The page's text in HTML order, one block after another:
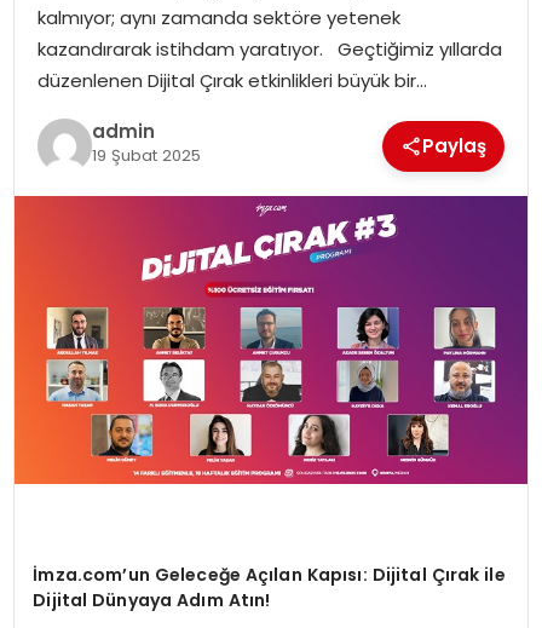
MAGAZIN
DÜNYA
OTOMOBIL
kalmıyor; aynı zamanda sektöre yetenek
kazandırarak istihdam yaratıyor. Geçtiğimiz yıllarda
düzenlenen Dijital Çırak etkinlikleri büyük bir…
admin
19 Şubat 2025 Paylaş
İmza.com’un Geleceğe Açılan Kapısı: Dijital Çırak ile
Dijital Dünyaya Adım Atın!